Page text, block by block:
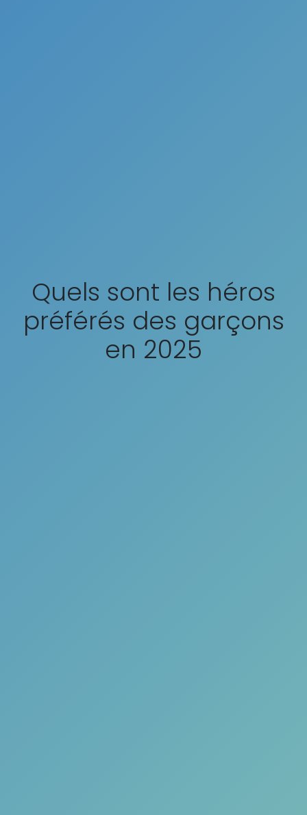
Quels sont les héros
préférés des garçons
en 2025